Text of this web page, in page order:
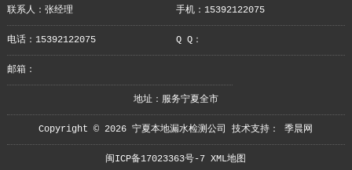
联系人：张经理 手机：15392122075
电话：15392122075 Q Q：
邮箱：
地址：服务宁夏全市
Copyright © 2026 宁夏本地漏水检测公司 技术支持：季晨网
闽ICP备17023363号-7 XML地图